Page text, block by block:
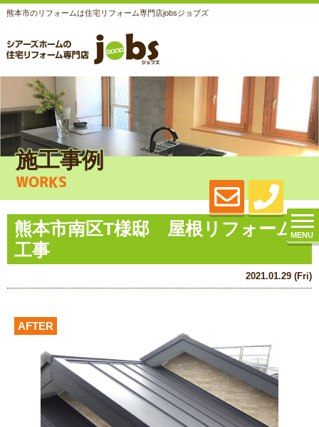
熊本市のリフォームは住宅リフォーム専門店jobsジョブズ
MENU
施工事例
WORKS
熊本市南区T様邸 屋根リフォーム
工事
2021.01.29 (Fri)
AFTER